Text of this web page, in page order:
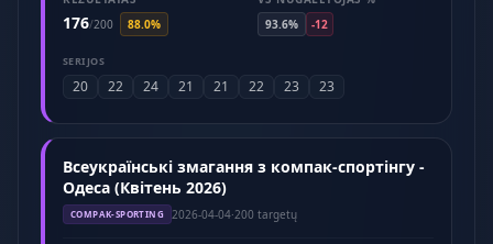
176/200 88.0%
93.6%
-12
SERIJOS
20 22 24 21 21 22 23 23
Всеукраїнські змагання з компак-спортінгу -
Одеса (Квітень 2026)
COMPAK-SPORTING 2026-04-04·200 targetų